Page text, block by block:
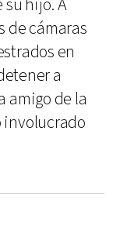
hijo. A
de cámaras
en
a
amigo de la
involucrado